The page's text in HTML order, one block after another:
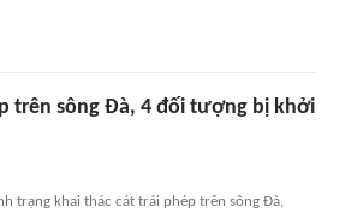
trên sông Đà, 4 đối tượng bị khởi
trạng khai thác cát trái phép trên sông Đà,